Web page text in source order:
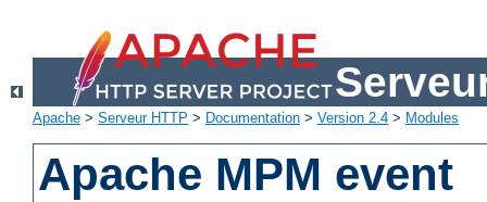
Apache > Serveur HTTP > Documentation > Version 2.4 > Modules
Apache MPM event